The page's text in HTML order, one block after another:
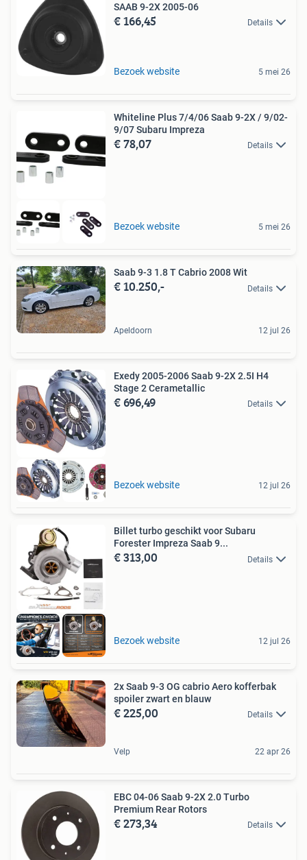
SAAB 9-2X 2005-06
€ 166,45 Details
Bezoek website 5 mei 26
Whiteline Plus 7/4/06 Saab 9-2X / 9/02-
9/07 Subaru Impreza
€ 78,07 Details
Bezoek website 5 mei 26
Saab 9-3 1.8 T Cabrio 2008 Wit
€ 10.250,- Details
Apeldoorn 12 jul 26
Exedy 2005-2006 Saab 9-2X 2.5I H4
Stage 2 Cerametallic
€ 696,49 Details
Bezoek website 12 jul 26
Billet turbo geschikt voor Subaru
Forester Impreza Saab 9...
€ 313,00 Details
Bezoek website 12 jul 26
2x Saab 9-3 OG cabrio Aero kofferbak
spoiler zwart en blauw
€ 225,00 Details
Velp 22 apr 26
EBC 04-06 Saab 9-2X 2.0 Turbo
Premium Rear Rotors
€ 273,34 Details